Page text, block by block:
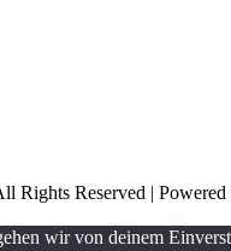
Rights Reserved |
wir von deinem